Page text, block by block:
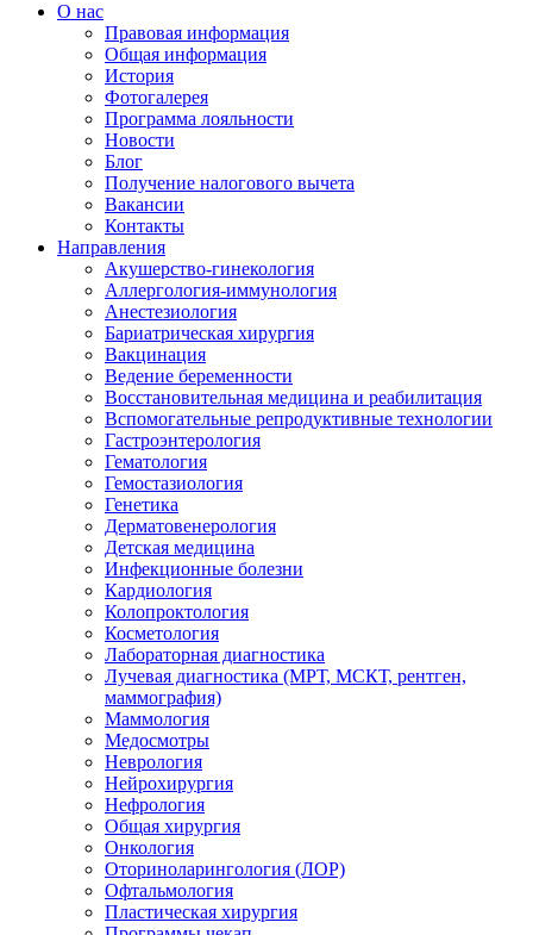
О нас
Правовая информация
Общая информация
История
Фотогалерея
Программа лояльности
Новости
Блог
Получение налогового вычета
Вакансии
Контакты
Направления
Акушерство-гинекология
Аллергология-иммунология
Анестезиология
Бариатрическая хирургия
Вакцинация
Ведение беременности
Восстановительная медицина и реабилитация
Вспомогательные репродуктивные технологии
Гастроэнтерология
Гематология
Гемостазиология
Генетика
Дерматовенерология
Детская медицина
Инфекционные болезни
Кардиология
Колопроктология
Косметология
Лабораторная диагностика
Лучевая диагностика (МРТ, МСКТ, рентген,
маммография)
Маммология
Медосмотры
Неврология
Нейрохирургия
Нефрология
Общая хирургия
Онкология
Оториноларингология (ЛОР)
Офтальмология
Пластическая хирургия